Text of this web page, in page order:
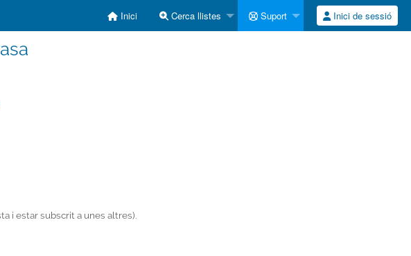
Inici Cerca llistes Suport Inici de sessió
i estar subscrit a unes altres).